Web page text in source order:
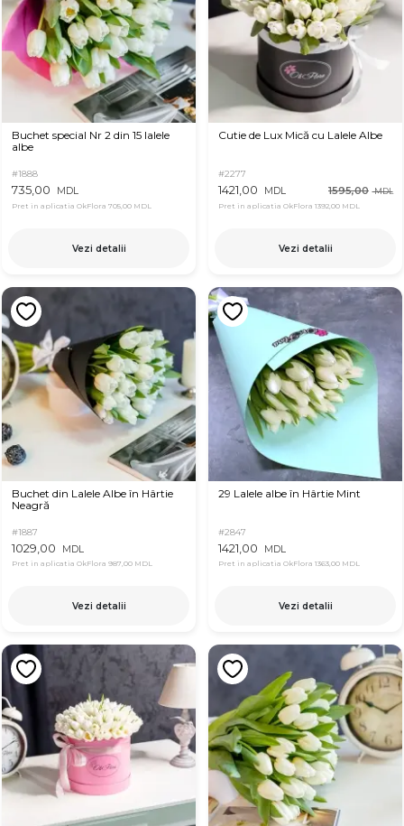
Buchet special Nr 2 din 15 lalele
albe
#1888
735,00 MDL
Pret in aplicatia OkFlora 705,00 MDL
Vezi detalii
Cutie de Lux Mică cu Lalele Albe
#2277
1421,00 MDL 1595,00 MDL
Pret in aplicatia OkFlora 1392,00 MDL
Vezi detalii
Buchet din Lalele Albe în Hârtie
Neagră
#1887
1029,00 MDL
Pret in aplicatia OkFlora 987,00 MDL
Vezi detalii
29 Lalele albe în Hârtie Mint
#2847
1421,00 MDL
Pret in aplicatia OkFlora 1363,00 MDL
Vezi detalii